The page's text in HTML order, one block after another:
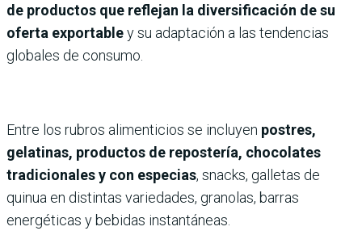
de productos que reflejan la diversificación de su
oferta exportabley su adaptación a las tendencias
globales de consumo.
Entre los rubros alimenticios se incluyen postres,
gelatinas, productos de repostería, chocolates
tradicionales y con especias, snacks, galletas de
quinua en distintas variedades, granolas, barras
energéticas y bebidas instantáneas.